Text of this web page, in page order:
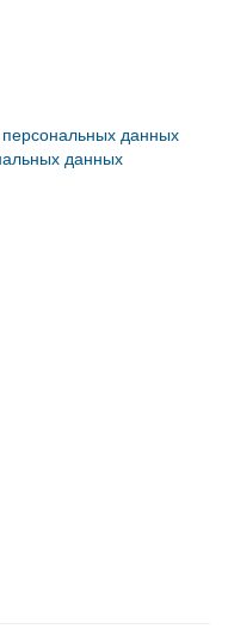
данных
данных